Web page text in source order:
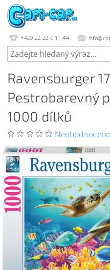
+420 22 22 0 11 44
Ravensburger
Pestrobarevný
1000 dílků
Neohodnoceno